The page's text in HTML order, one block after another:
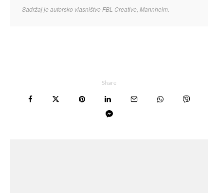
Sadržaj je autorsko vlasništvo FBL Creative, Mannheim.
Share